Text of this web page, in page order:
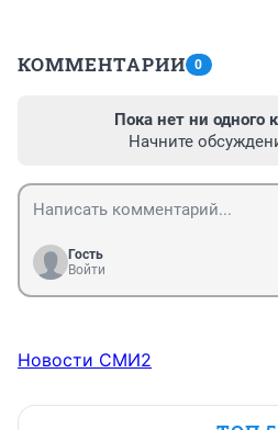
КОММЕНТАРИИ 0
Пока нет ни одного
Начните
Гость
Войти
Новости СМИ2